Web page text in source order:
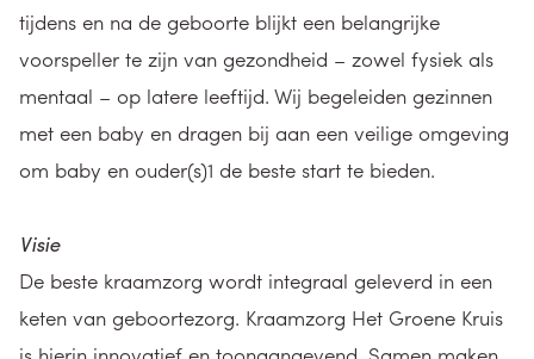
tijdens en na de geboorte blijkt een belangrijke
voorspeller te zijn van gezondheid – zowel fysiek als
mentaal – op latere leeftijd. Wij begeleiden gezinnen
met een baby en dragen bij aan een veilige omgeving
om baby en ouder(s)1 de beste start te bieden.
Visie
De beste kraamzorg wordt integraal geleverd in een
keten van geboortezorg. Kraamzorg Het Groene Kruis